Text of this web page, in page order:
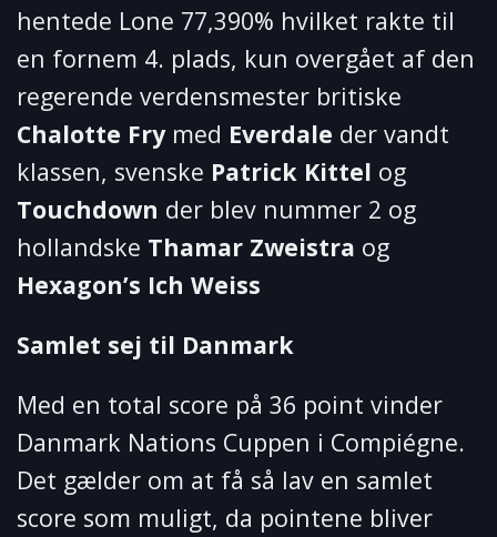
hentede Lone 77,390% hvilket rakte til
en fornem 4. plads, kun overgået af den
regerende verdensmester britiske
Chalotte Frymed Everdale der vandt
klassen, svenske Patrick Kittel og
Touchdown der blev nummer 2 og
hollandske Thamar Zweistra og
Hexagon’s Ich Weiss
Samlet sej til Danmark
Med en total score på 36 point vinder
Danmark Nations Cuppen i Compiégne.
Det gælder om at få så lav en samlet
score som muligt, da pointene bliver